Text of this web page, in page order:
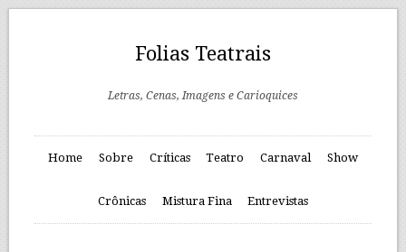
Folias Teatrais
Letras, Cenas, Imagens e Carioquices
Home Sobre Críticas Teatro Carnaval Show
Crônicas Mistura Fina Entrevistas